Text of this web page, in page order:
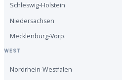
Schleswig-Holstein
Niedersachsen
Mecklenburg-Vorp.
WEST
Nordrhein-Westfalen